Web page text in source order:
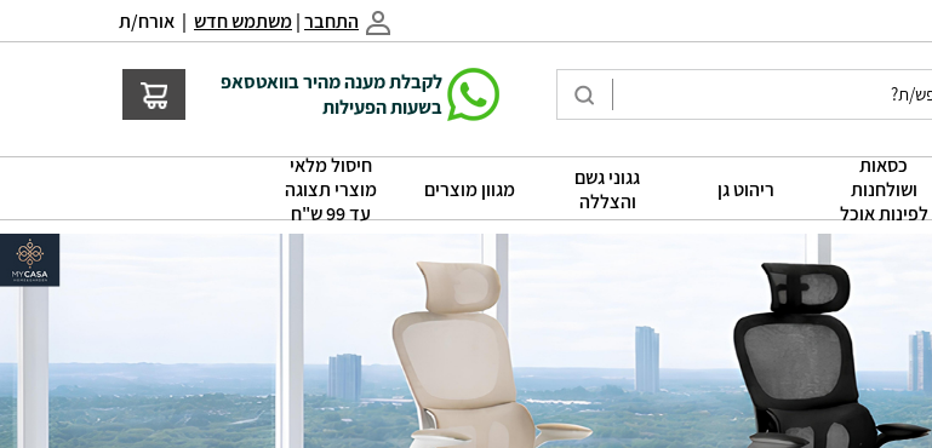
התחבר|משתמש חדש | אורח/ת
לקבלת מענה מהיר בוואטסאפ
בשעות הפעילות
כסאות
ושולחנות
לפינות אוכל
ריהוט גן
גגוני גשם
והצללה
מגוון מוצרים
חיסול מלאי
מוצרי תצוגה
עד 99 ש"ח